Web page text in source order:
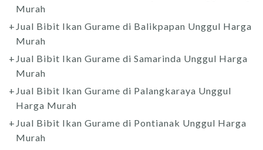
Murah
Jual Bibit Ikan Gurame di Balikpapan Unggul Harga
Murah
Jual Bibit Ikan Gurame di Samarinda Unggul Harga
Murah
Jual Bibit Ikan Gurame di Palangkaraya Unggul
Harga Murah
Jual Bibit Ikan Gurame di Pontianak Unggul Harga
Murah